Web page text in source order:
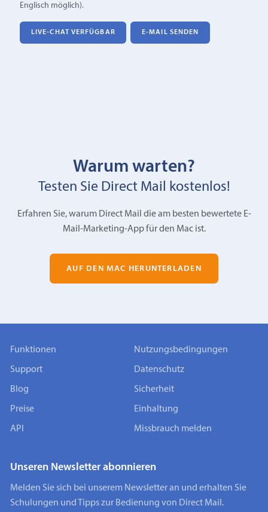
Englisch möglich).
LIVE-CHAT VERFÜGBAR E‑MAIL SENDEN
Warum warten?
Testen Sie Direct Mail kostenlos!
Erfahren Sie, warum Direct Mail die am besten bewertete E-
Mail-Marketing-App für den Mac ist.
AUF DEN MAC HERUNTERLADEN
Funktionen
Support
Blog
Preise
API
Nutzungsbedingungen
Datenschutz
Sicherheit
Einhaltung
Missbrauch melden
Unseren Newsletter abonnieren
Melden Sie sich bei unserem Newsletter an und erhalten Sie
Schulungen und Tipps zur Bedienung von Direct Mail.